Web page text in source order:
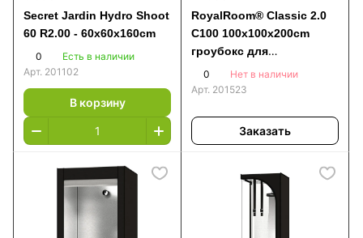
Secret Jardin Hydro Shoot
60 R2.00 - 60x60x160cm
0
Есть в наличии
Арт. 201102
В корзину
RoyalRoom® Classic 2.0
C100 100x100x200cm
гроубокс для
выращивания растений
0
Нет в наличии
Арт. 201523
Заказать